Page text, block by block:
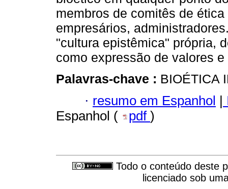
membros de comitês de
empresários,
"cultura epistêmica" própria,
como expressão de valores
Palavras-chave : BIOÉTICA
· resumo em Espanhol |
Espanhol (
pdf )
Todo o conteúdo deste
licenciado sob